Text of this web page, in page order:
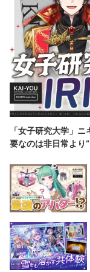
「女子研究大学」
要なのは非日常より